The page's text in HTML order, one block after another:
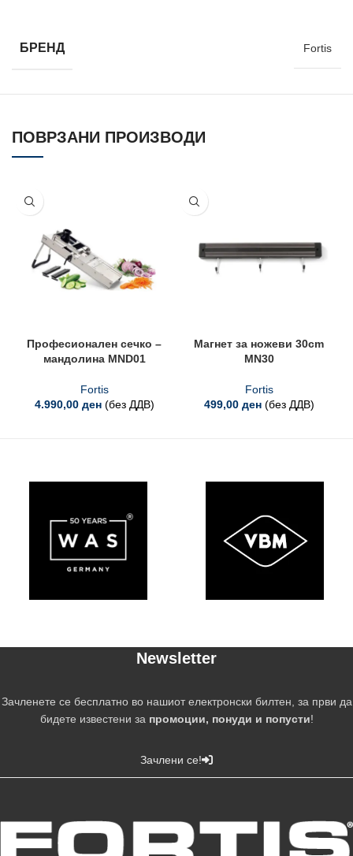
БРЕНД Fortis
ПОВРЗАНИ ПРОИЗВОДИ
Професионален сечко –
мандолина MND01
Fortis
4.990,00 ден (без ДДВ)
Магнет за ножеви 30cm
MN30
Fortis
499,00 ден (без ДДВ)
Newsletter
Зачленете се бесплатно во нашиот електронски билтен, за први да
бидете известени за промоции, понуди и попусти!
Зачлени се!